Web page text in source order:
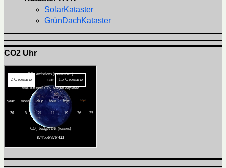
SolarKataster
GrünDachKataster
CO2 Uhr